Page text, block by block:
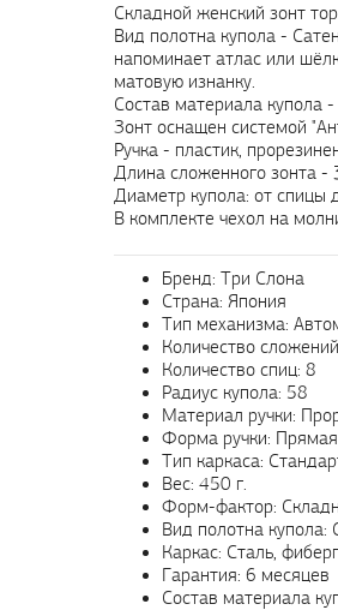
Складной женский зонт
Вид полотна купола -
напоминает атлас или
матовую изнанку.
Состав материала купола
Зонт оснащен системой
Ручка - пластик,
Длина сложенного зонта -
Диаметр купола: от спицы
В комплекте чехол на
Бренд: Три Слона
Страна: Япония
Тип механизма:
Количество
Количество спиц: 8
Радиус купола: 58
Материал ручки:
Форма ручки: Прямая
Тип каркаса:
Вес: 450 г.
Форм-фактор:
Вид полотна купола:
Каркас: Сталь,
Гарантия: 6 месяцев
Состав материала